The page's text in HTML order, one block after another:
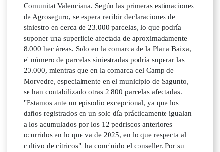
Comunitat Valenciana. Según las primeras estimaciones
de Agroseguro, se espera recibir declaraciones de
siniestro en cerca de 23.000 parcelas, lo que podría
suponer una superficie afectada de aproximadamente
8.000 hectáreas. Solo en la comarca de la Plana Baixa,
el número de parcelas siniestradas podría superar las
20.000, mientras que en la comarca del Camp de
Morvedre, especialmente en el municipio de Sagunto,
se han contabilizado otras 2.800 parcelas afectadas.
"Estamos ante un episodio excepcional, ya que los
daños registrados en un solo día prácticamente igualan
a los acumulados por los 12 pedriscos anteriores
ocurridos en lo que va de 2025, en lo que respecta al
cultivo de cítricos", ha concluido el conseller. Por su